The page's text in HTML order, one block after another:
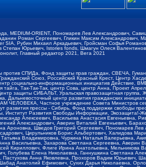
MEDIUM-ORIENT, Пономарев Лев Александрович,
Роман Сергеевич, Гликин Максим Александрович,
Рубин Михаил Аркадьевич, Гройсман Софья
Юрьевич, Istories fonds, Шмагун Олеся
Главный редактор 2021, Вега 2021
СПИДа, Фонд защиты прав граждан, СВЕЧА,
Союз, Российский Красный Крест, Центр
социально-информационных инициатив Действие,
Так-Так-Так, центр Сова, центр Анна, Проект
защиты СИБАЛЬТ, Уральская правозащитная группа,
Дальневосточный центр развития гражданских
ЧЕЛОВЕКА, Частное учреждение Совета Министров
прессы - Сибирь, Фонд поддержки свободы
Институт Развития Свободы Информации, Экозащита!-
Алексеевич, Васильева Анастасия Евгеньевна,
Александрович, Аверин Виталий Евгеньевич,
Шведов Григорий Сергеевич, Пономарев Лев
Цирульников Борис Альбертович, Халидова
Владимировна, Чуркина Наталья Валерьевна,
Васильевна, Захарова Светлана Сергеевна, Аверин
Кириллович, Флиге Ирина Анатольевна, Мельникова
Елена Николаевна, Ганнушкина Светлана
Анна Яковлевна, Прохоров Вадим Юрьевич,
Анатолий Ефимович, Сухих Дарья Николаевна,